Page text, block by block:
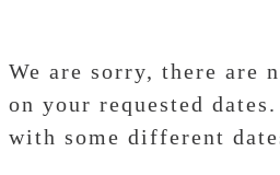
We are sorry, there are
on your requested
with some different